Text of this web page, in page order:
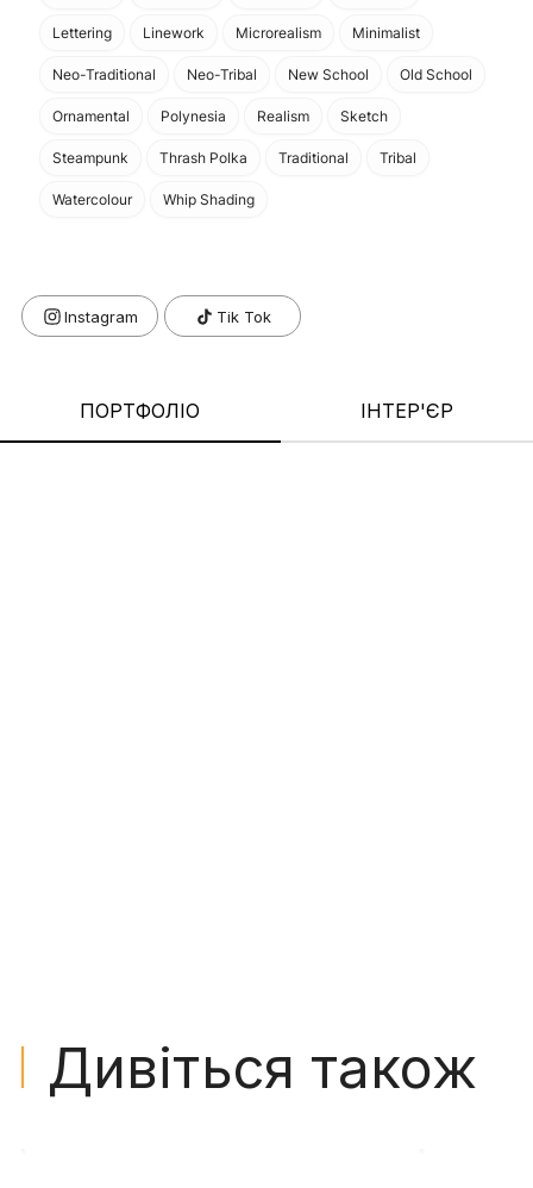
Lettering Linework Microrealism Minimalist
Neo-Traditional Neo-Tribal New School Old School
Ornamental Polynesia Realism Sketch
Steampunk Thrash Polka Traditional Tribal
Watercolour Whip Shading
Tik Tok
ПОРТФОЛІО ІНТЕР'ЄР
Дивіться також